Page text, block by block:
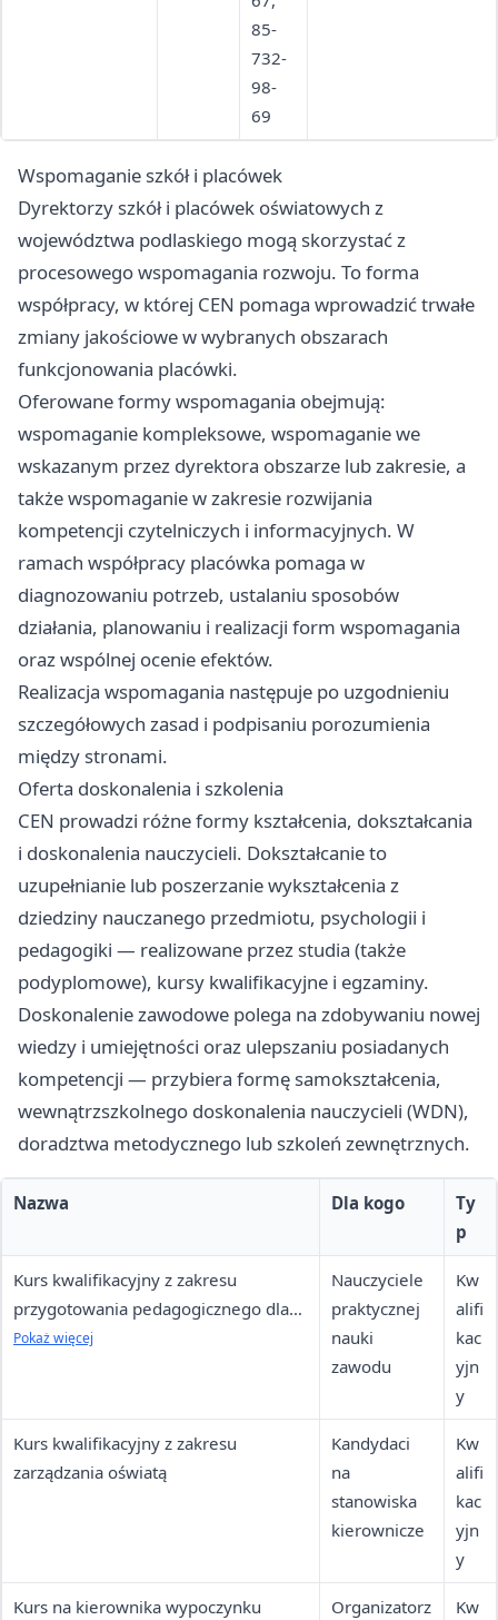
85-
732-
98-
69
Wspomaganie szkół i placówek
Dyrektorzy szkół i placówek oświatowych z
województwa podlaskiego mogą skorzystać z
procesowego wspomagania rozwoju. To forma
współpracy, w której CEN pomaga wprowadzić trwałe
zmiany jakościowe w wybranych obszarach
funkcjonowania placówki.
Oferowane formy wspomagania obejmują:
wspomaganie kompleksowe, wspomaganie we
wskazanym przez dyrektora obszarze lub zakresie, a
także wspomaganie w zakresie rozwijania
kompetencji czytelniczych i informacyjnych. W
ramach współpracy placówka pomaga w
diagnozowaniu potrzeb, ustalaniu sposobów
działania, planowaniu i realizacji form wspomagania
oraz wspólnej ocenie efektów.
Realizacja wspomagania następuje po uzgodnieniu
szczegółowych zasad i podpisaniu porozumienia
między stronami.
Oferta doskonalenia i szkolenia
CEN prowadzi różne formy kształcenia, dokształcania
i doskonalenia nauczycieli. Dokształcanie to
uzupełnianie lub poszerzanie wykształcenia z
dziedziny nauczanego przedmiotu, psychologii i
pedagogiki — realizowane przez studia (także
podyplomowe), kursy kwalifikacyjne i egzaminy.
Doskonalenie zawodowe polega na zdobywaniu nowej
wiedzy i umiejętności oraz ulepszaniu posiadanych
kompetencji — przybiera formę samokształcenia,
wewnątrzszkolnego doskonalenia nauczycieli (WDN),
doradztwa metodycznego lub szkoleń zewnętrznych.
Nazwa Dla kogo
Ty
p
Kurs kwalifikacyjny z zakresu
przygotowania pedagogicznego dla
nauczycieli praktycznej nauki zawodu
Pokaż więcej
Nauczyciele
praktycznej
nauki
zawodu
Kw
alifi
kac
yjn
y
Kurs kwalifikacyjny z zakresu
zarządzania oświatą
Kandydaci
na
stanowiska
kierownicze
Kw
alifi
kac
yjn
y
Kurs na kierownika wypoczynku
Organizatorz
Kw